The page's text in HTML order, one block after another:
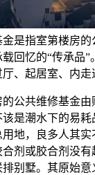
是指室第楼房
回忆的“传承品
、起居室、内走
共维修基金由购
是潮水下的易
地，良多人其
剂或胶合剂没
别墅。其原始